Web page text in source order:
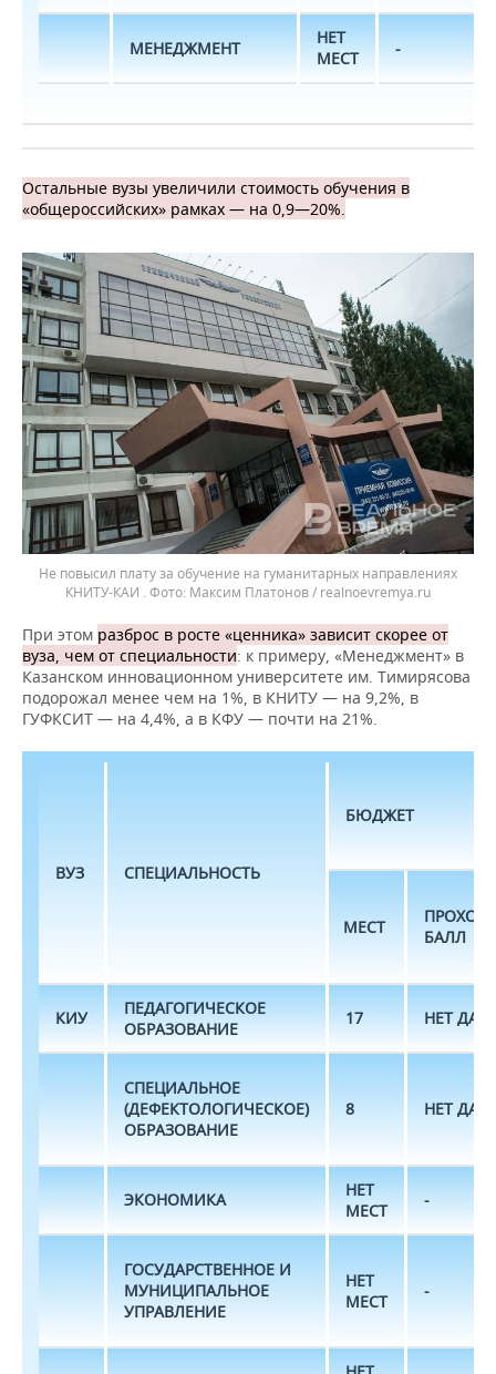
МЕНЕДЖМЕНТ
НЕТ
МЕСТ
-
Остальные вузы увеличили стоимость обучения в
«общероссийских» рамках — на 0,9—20%.
Не повысил плату за обучение на гуманитарных направлениях
КНИТУ-КАИ .
Максим Платонов / realnoevremya.ru
При этом разброс в росте «ценника» зависит скорее от
вуза, чем от специальности: к примеру, «Менеджмент» в
Казанском инновационном университете им. Тимирясова
подорожал менее чем на 1%, в КНИТУ — на 9,2%, в
ГУФКСИТ — на 4,4%, а в КФУ — почти на 21%.
ВУЗ СПЕЦИАЛЬНОСТЬ
БЮДЖЕТ
МЕСТ
БАЛЛ
КИУ
ПЕДАГОГИЧЕСКОЕ
ОБРАЗОВАНИЕ
17 НЕТ
СПЕЦИАЛЬНОЕ
(ДЕФЕКТОЛОГИЧЕСКОЕ)
ОБРАЗОВАНИЕ
8 НЕТ
ЭКОНОМИКА
НЕТ
МЕСТ
-
ГОСУДАРСТВЕННОЕ И
МУНИЦИПАЛЬНОЕ
УПРАВЛЕНИЕ
НЕТ
МЕСТ
-